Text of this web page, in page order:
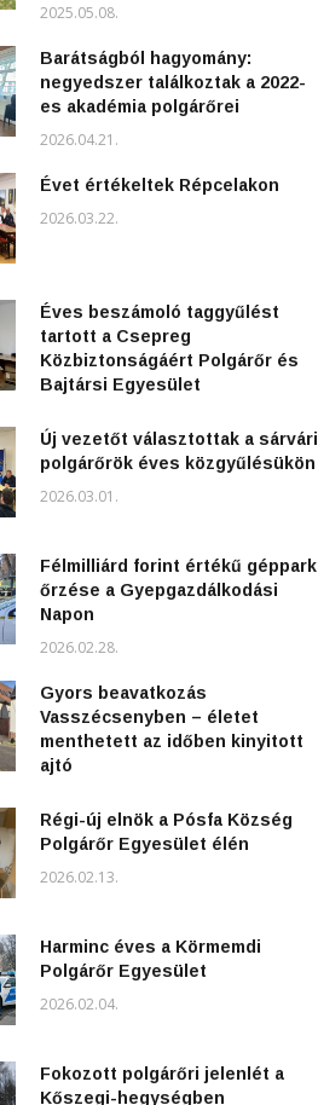
2025.05.08.
Barátságból hagyomány:
negyedszer találkoztak a 2022-
es akadémia polgárőrei
2026.04.21.
Évet értékeltek Répcelakon
2026.03.22.
Éves beszámoló taggyűlést
tartott a Csepreg
Közbiztonságáért Polgárőr és
Bajtársi Egyesület
Új vezetőt választottak a sárvári
polgárőrök éves közgyűlésükön
2026.03.01.
Félmilliárd forint értékű géppark
őrzése a Gyepgazdálkodási
Napon
2026.02.28.
Gyors beavatkozás
Vasszécsenyben – életet
menthetett az időben kinyitott
ajtó
Régi-új elnök a Pósfa Község
Polgárőr Egyesület élén
2026.02.13.
Harminc éves a Körmemdi
Polgárőr Egyesület
2026.02.04.
Fokozott polgárőri jelenlét a
Kőszegi-hegységben